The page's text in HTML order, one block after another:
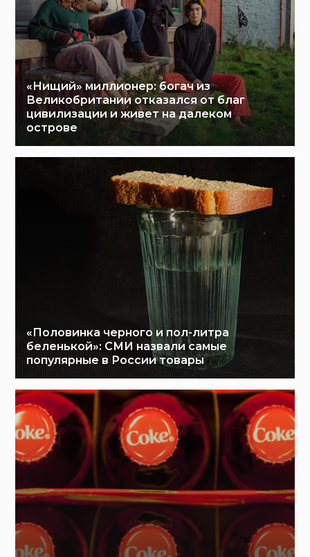
«Нищий» миллионер: богач из
Великобритании отказался от благ
цивилизации и живет на далеком
острове
«Половинка черного и пол-литра
беленькой»: СМИ назвали самые
популярные в России товары